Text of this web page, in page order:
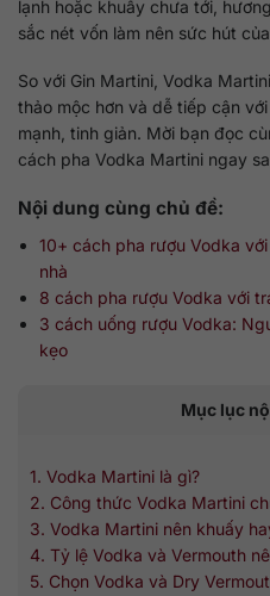
lạnh hoặc khuấy chưa tới,
sắc nét vốn làm nên sức hút
So với Gin Martini, Vodka
thảo mộc hơn và dễ tiếp cận
mạnh, tinh giản. Mời bạn đọc
cách pha Vodka Martini ngay
Nội dung cùng chủ đề:
10+ cách pha rượu Vodka
nhà
8 cách pha rượu Vodka với
3 cách uống rượu Vodka:
kẹo
Mục lục
1. Vodka Martini là gì?
2. Công thức Vodka Martini
3. Vodka Martini nên khuấy
4. Tỷ lệ Vodka và Vermouth
5. Chọn Vodka và Dry